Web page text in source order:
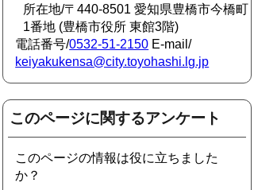
所在地/〒440-8501 愛知県豊橋市今橋町
1番地 (豊橋市役所 東館3階)
電話番号/0532-51-2150 E-mail/
keiyakukensa@city.toyohashi.lg.jp
このページに関するアンケート
このページの情報は役に立ちました
か？